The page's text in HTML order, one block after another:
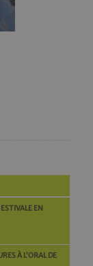
EN
À L’ORAL DE